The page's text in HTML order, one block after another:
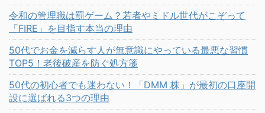
令和の管理職は罰ゲーム？若者やミドル世代がこぞって
「FIRE」を目指す本当の理由
50代でお金を減らす人が無意識にやっている最悪な習慣
TOP5！老後破産を防ぐ処方箋
50代の初心者でも迷わない！「DMM 株」が最初の口座開
設に選ばれる3つの理由